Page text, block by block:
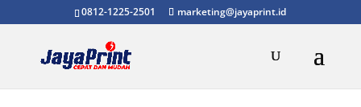
0812-1225-2501 marketing@jayaprint.id